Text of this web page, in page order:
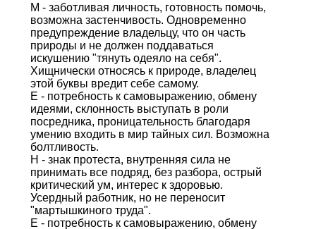
М - заботливая личность, готовность помочь,
возможна застенчивость. Одновременно
предупреждение владельцу, что он часть
природы и не должен поддаваться
искушению "тянуть одеяло на себя".
Хищнически относясь к природе, владелец
этой буквы вредит себе самому.
Е - потребность к самовыражению, обмену
идеями, склонность выступать в роли
посредника, проницательность благодаря
умению входить в мир тайных сил. Возможна
болтливость.
Н - знак протеста, внутренняя сила не
принимать все подряд, без разбора, острый
критический ум, интерес к здоровью.
Усердный работник, но не переносит
"мартышкиного труда".
Е - потребность к самовыражению, обмену